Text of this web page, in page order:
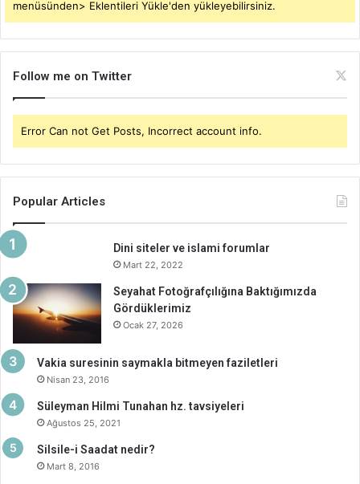
menüsünden> Eklentileri Yükle'den yükleyebilirsiniz.
Follow me on Twitter
Error Can not Get Posts, Incorrect account info.
Popular Articles
Dini siteler ve islami forumlar
Mart 22, 2022
Seyahat Fotoğrafçılığına Baktığımızda
Gördüklerimiz
Ocak 27, 2026
Vakia suresinin saymakla bitmeyen faziletleri
Nisan 23, 2016
Süleyman Hilmi Tunahan hz. tavsiyeleri
Ağustos 25, 2021
Silsile-i Saadat nedir?
Mart 8, 2016